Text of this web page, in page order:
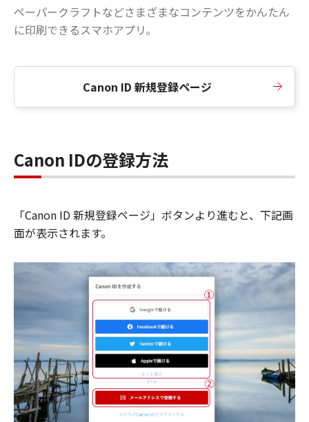
ペーパークラフトなどさまざまなコンテンツをかんたん
に印刷できるスマホアプリ。
Canon ID 新規登録ページ
Canon IDの登録方法
「Canon ID 新規登録ページ」ボタンより進むと、下記画
面が表示されます。